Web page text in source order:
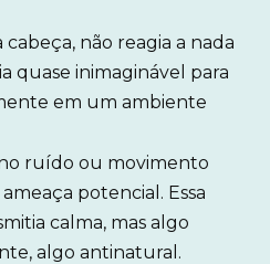
cabeça, não reagia a nada
quase inimaginável para
em um ambiente
ruído ou movimento
potencial. Essa
calma, mas algo
algo antinatural.